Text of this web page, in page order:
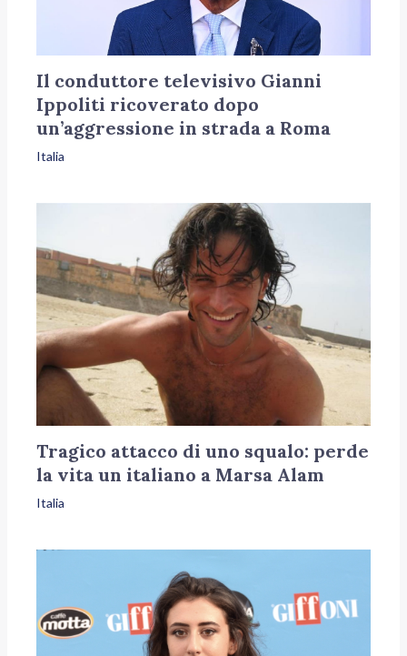
Il conduttore televisivo Gianni
Ippoliti ricoverato dopo
un’aggressione in strada a Roma
Italia
Tragico attacco di uno squalo: perde
la vita un italiano a Marsa Alam
Italia